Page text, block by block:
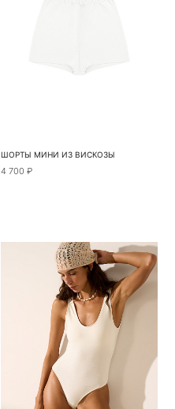
ШОРТЫ МИНИ ИЗ ВИСКОЗЫ
4 700 ₽